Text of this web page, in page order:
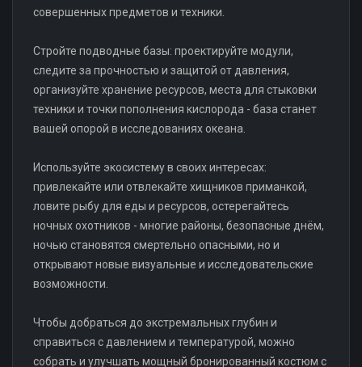
совершенных предметов и техники.
Стройте подводные базы: проектируйте модули,
следите за прочностью и защитой от давления,
организуйте хранение ресурсов, места для стыковки
техники и точки пополнения кислорода - база станет
вашей опорой в исследованиях океана.
Используйте экосистему в своих интересах:
привлекайте или отвлекайте хищников приманкой,
ловите рыбу для еды и ресурсов, остерегайтесь
ночных охотников - многие районы, безопасные днём,
ночью становятся смертельно опасными, но и
открывают новые визуальные и исследовательские
возможности.
Чтобы добраться до экстремальных глубин и
справиться с давлением и температурой, можно
собрать и улучшать мощный бронированный костюм с